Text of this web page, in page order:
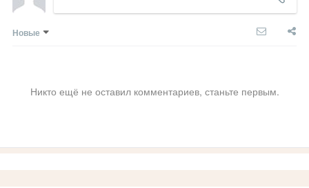
Новые
Никто ещё не оставил комментариев, станьте первым.